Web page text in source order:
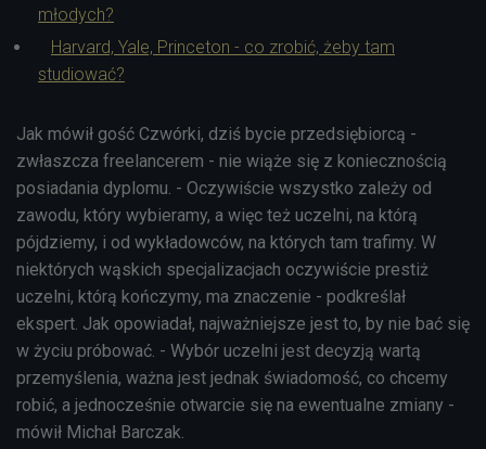
młodych?
Harvard, Yale, Princeton - co zrobić, żeby tam
studiować?
Jak mówił gość Czwórki, dziś bycie przedsiębiorcą -
zwłaszcza freelancerem - nie wiąże się z koniecznością
posiadania dyplomu. - Oczywiście wszystko zależy od
zawodu, który wybieramy, a więc też uczelni, na którą
pójdziemy, i od wykładowców, na których tam trafimy. W
niektórych wąskich specjalizacjach oczywiście prestiż
uczelni, którą kończymy, ma znaczenie - podkreślał
ekspert. Jak opowiadał, najważniejsze jest to, by nie bać się
w życiu próbować. - Wybór uczelni jest decyzją wartą
przemyślenia, ważna jest jednak świadomość, co chcemy
robić, a jednocześnie otwarcie się na ewentualne zmiany -
mówił Michał Barczak.